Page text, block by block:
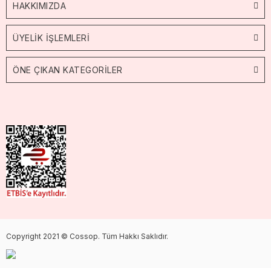
HAKKIMIZDA
ÜYELİK İŞLEMLERİ
ÖNE ÇIKAN KATEGORİLER
Copyright 2021 © Cossop. Tüm Hakkı Saklıdır.